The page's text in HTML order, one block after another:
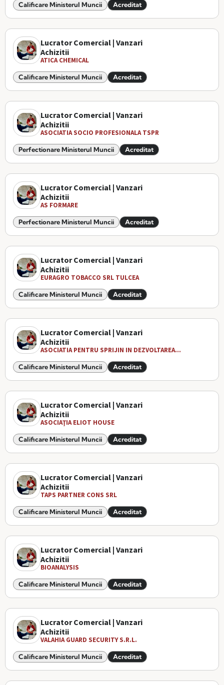
Calificare Ministerul Muncii Acreditat
Lucrator Comercial | Vanzari
Achizitii
ATICA CHEMICAL
Calificare Ministerul Muncii Acreditat
Lucrator Comercial | Vanzari
Achizitii
ASOCIATIA SOCIO PROFESIONALA TSPR
Perfectionare Ministerul Muncii Acreditat
Lucrator Comercial | Vanzari
Achizitii
AS FORMARE
Perfectionare Ministerul Muncii Acreditat
Lucrator Comercial | Vanzari
Achizitii
EURAGRO TOBACCO SRL TULCEA
Calificare Ministerul Muncii Acreditat
Lucrator Comercial | Vanzari
Achizitii
ASOCIATIA PENTRU SPRIJIN IN DEZVOLTAREA...
Calificare Ministerul Muncii Acreditat
Lucrator Comercial | Vanzari
Achizitii
ASOCIAŢIA ELIOT HOUSE
Calificare Ministerul Muncii Acreditat
Lucrator Comercial | Vanzari
Achizitii
TAPS PARTNER CONS SRL
Calificare Ministerul Muncii Acreditat
Lucrator Comercial | Vanzari
Achizitii
BIOANALYSIS
Calificare Ministerul Muncii Acreditat
Lucrator Comercial | Vanzari
Achizitii
VALAHIA GUARD SECURITY S.R.L.
Calificare Ministerul Muncii Acreditat